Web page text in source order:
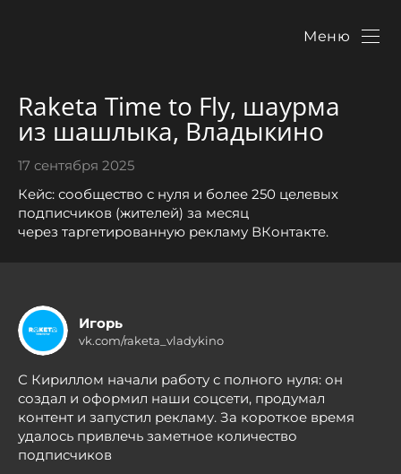
Меню
Raketa Time to Fly, шаурма
из шашлыка, Владыкино
17 сентября 2025
Кейс: сообщество с нуля и более 250 целевых
подписчиков (жителей) за месяц
через таргетированную рекламу ВКонтакте.
Игорь
vk.com/raketa_vladykino
С Кириллом начали работу с полного нуля: он
создал и оформил наши соцсети, продумал
контент и запустил рекламу. За короткое время
удалось привлечь заметное количество
подписчиков